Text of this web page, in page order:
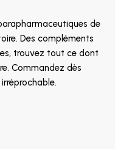
de
Des compléments
trouvez tout ce dont
Commandez dès